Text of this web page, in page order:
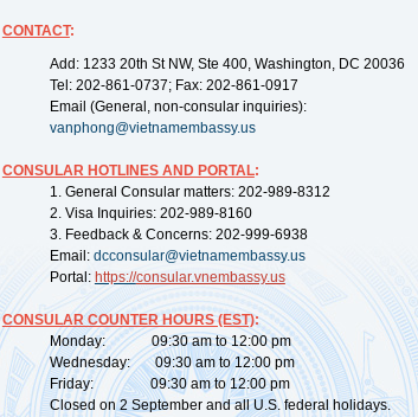
CONTACT:
Add: 1233 20th St NW, Ste 400, Washington, DC 20036
Tel: 202-861-0737; Fax: 202-861-0917
Email (General, non-consular inquiries):
vanphong@vietnamembassy.us
CONSULAR HOTLINES AND PORTAL:
1. General Consular matters: 202-989-8312
2. Visa Inquiries: 202-989-8160
3. Feedback & Concerns: 202-999-6938
Email: dcconsular@vietnamembassy.us
Portal: https://consular.vnembassy.us
CONSULAR COUNTER HOURS (EST):
Monday: 09:30 am to 12:00 pm
Wednesday: 09:30 am to 12:00 pm
Friday: 09:30 am to 12:00 pm
Closed on 2 September and all U.S. federal holidays.